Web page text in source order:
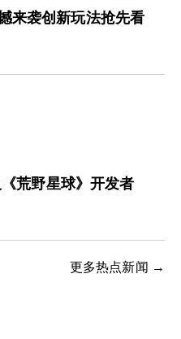
来袭创新玩法抢先看
荒野星球》开发者
更多热点新闻 →